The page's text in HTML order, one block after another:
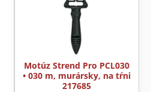
Motúz Strend Pro PCL030
• 030 m, murársky, na tŕni
217685